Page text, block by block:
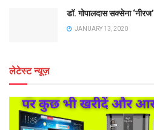
डॉ. गोपालदास सक्सेना ‘नीरज’
JANUARY 13, 2020
लेटेस्ट न्यूज़